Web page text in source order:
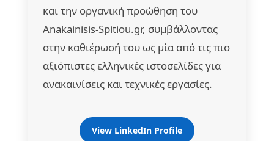
και την οργανική προώθηση του
Anakainisis-Spitiou.gr, συμβάλλοντας
στην καθιέρωσή του ως μία από τις πιο
αξιόπιστες ελληνικές ιστοσελίδες για
ανακαινίσεις και τεχνικές εργασίες.
View LinkedIn Profile